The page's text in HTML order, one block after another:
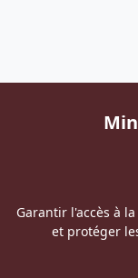
Garantir l'accès à
et protéger